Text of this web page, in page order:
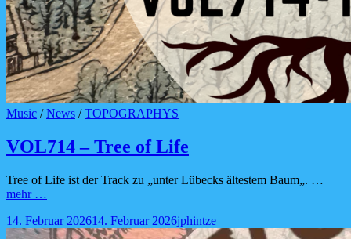
Cat
Music /News /TOPOGRAPHYS
VOL714 – Tree of Life
Tree of Life ist der Track zu „unter Lübecks ältestem Baum„. …
mehr …
Tree
of
Posted-
on
14. Februar 202614. Februar 2026By
line
Byline
jphintze